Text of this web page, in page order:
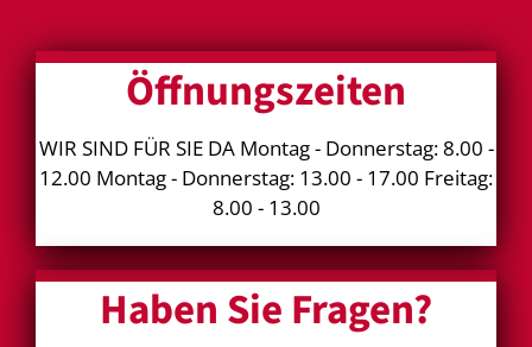
Öffnungszeiten
WIR SIND FÜR SIE DA Montag - Donnerstag: 8.00 -
12.00 Montag - Donnerstag: 13.00 - 17.00 Freitag:
8.00 - 13.00
Haben Sie Fragen?